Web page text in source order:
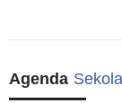
Agenda